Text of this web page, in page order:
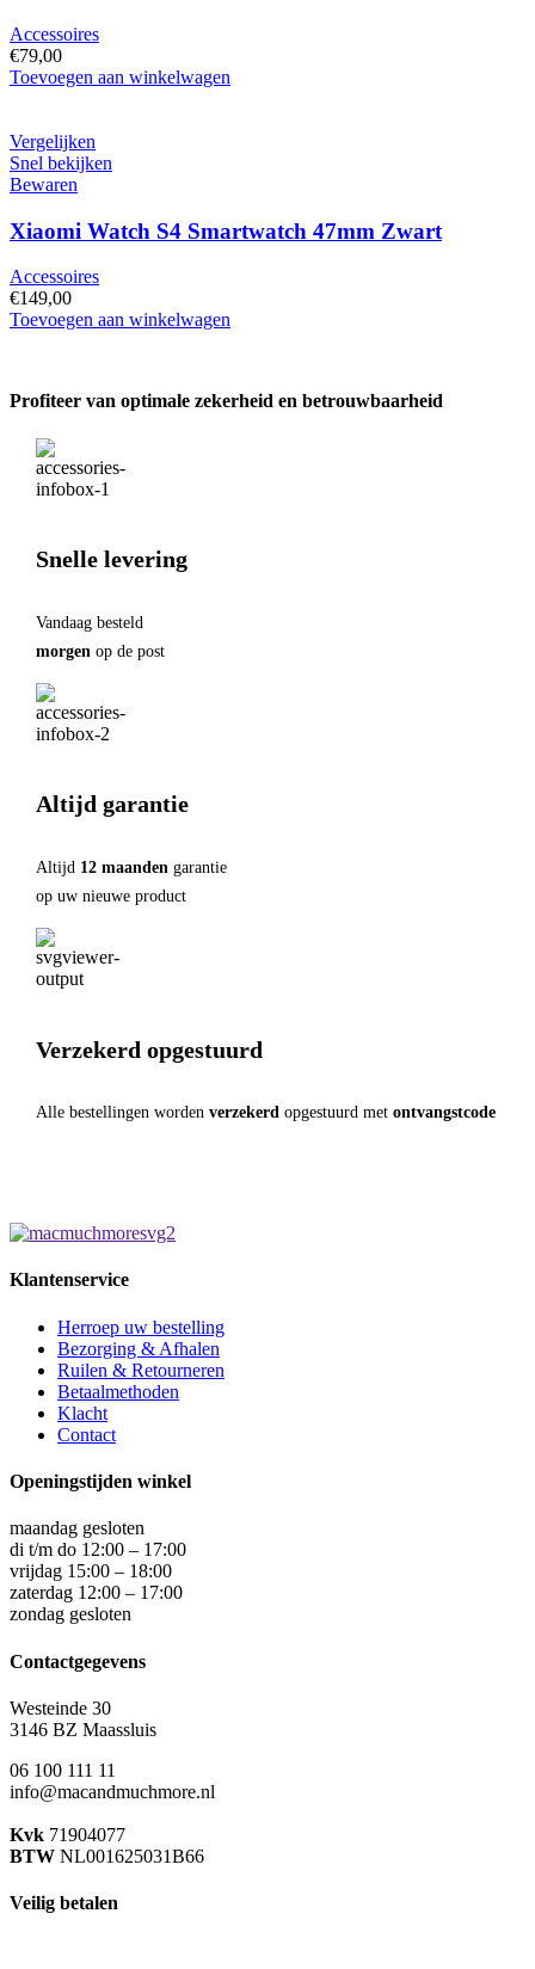
Accessoires
€79,00
LogiLink
Dual
Monitor
Desk
hoeveelheid
Toevoegen aan winkelwagen
Vergelijken
Snel bekijken
Bewaren
Xiaomi Watch S4 Smartwatch 47mm Zwart
Accessoires
€149,00
Xiaomi
47mm
hoeveelheid
Toevoegen aan winkelwagen
Profiteer van optimale zekerheid en betrouwbaarheid
Snelle levering
Vandaag besteld
morgen op de post
Altijd garantie
Altijd 12 maandengarantie
op uw nieuwe product
Verzekerd opgestuurd
Alle bestellingen worden verzekerd opgestuurd met ontvangstcode
Klantenservice
Herroep uw bestelling
Bezorging & Afhalen
Ruilen & Retourneren
Betaalmethoden
Klacht
Contact
Openingstijden winkel
maandag gesloten
di t/m do 12:00 – 17:00
vrijdag 15:00 – 18:00
zaterdag 12:00 – 17:00
zondag gesloten
Contactgegevens
Westeinde 30
3146 BZ Maassluis
06 100 111 11
info@macandmuchmore.nl
Kvk 71904077
BTW NL001625031B66
Veilig betalen